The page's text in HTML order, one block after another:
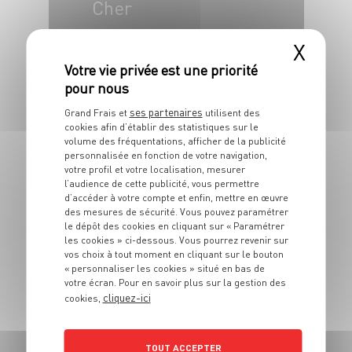
Cher
PLAT
Poulet au Bleu des
Causses
4 pers. 20 min 1h
X
Grand Frais et ses partenaires utilisent des
cookies afin d’établir des statistiques sur le
volume des fréquentations, afficher de la publicité
personnalisée en fonction de votre navigation,
votre profil et votre localisation, mesurer
l’audience de cette publicité, vous permettre
d’accéder à votre compte et enfin, mettre en œuvre
des mesures de sécurité. Vous pouvez paramétrer
le dépôt des cookies en cliquant sur « Paramétrer
les cookies » ci-dessous. Vous pourrez revenir sur
vos choix à tout moment en cliquant sur le bouton
« personnaliser les cookies » situé en bas de
votre écran. Pour en savoir plus sur la gestion des
cookies, cliquez-ici
TOUT ACCEPTER